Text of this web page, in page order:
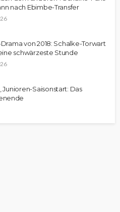
nach Ebimbe-Transfer
von 2018: Schalke-Torwart
schwärzeste Stunde
Saisonstart: Das